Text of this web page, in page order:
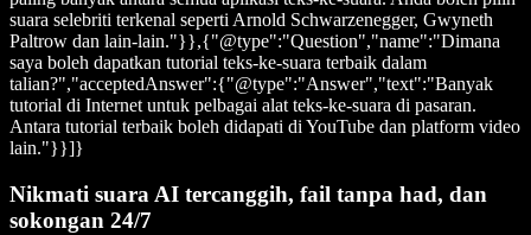
suara selebriti terkenal seperti Arnold Schwarzenegger, Gwyneth
Paltrow dan lain-lain."}},{"@type":"Question","name":"Dimana
saya boleh dapatkan tutorial teks-ke-suara terbaik dalam
talian?","acceptedAnswer":{"@type":"Answer","text":"Banyak
tutorial di Internet untuk pelbagai alat teks-ke-suara di pasaran.
Antara tutorial terbaik boleh didapati di YouTube dan platform video
lain."}}]}
Nikmati suara AI tercanggih, fail tanpa had, dan
sokongan 24/7